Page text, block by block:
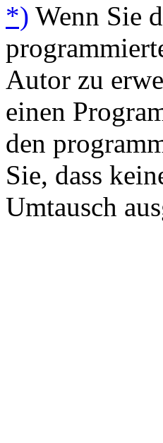
*) Wenn Sie
Autor zu
einen
den
Sie, dass
Umtausch